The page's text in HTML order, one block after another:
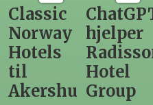
ChatGPT
hjelper
Radisson
Hotel
Group
Radisson
Hotel
Group
vokser
videre